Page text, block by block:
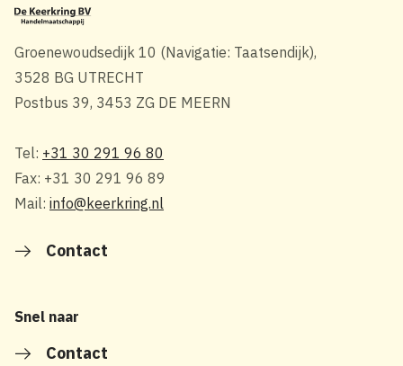
Groenewoudsedijk 10 (Navigatie: Taatsendijk),
3528 BG UTRECHT
Postbus 39, 3453 ZG DE MEERN
Tel: +31 30 291 96 80
Fax: +31 30 291 96 89
Mail:info@keerkring.nl
Contact
Snel naar
Contact